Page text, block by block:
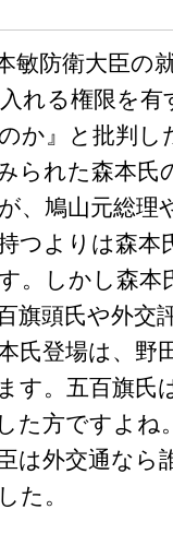
敏防衛大臣の
れる権限を有
か』と批判し
られた森本氏
、鳩山元総理
つよりは森本
。しかし森
旗頭氏や外交
氏登場は、野
す。五百旗氏
た方ですよね
は外交通なら
た。